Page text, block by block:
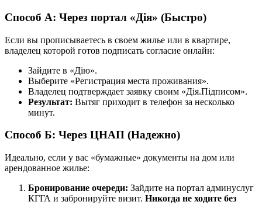
Способ А: Через портал «Дія» (Быстро)
Если вы прописываетесь в своем жилье или в квартире,
владелец которой готов подписать согласие онлайн:
Зайдите в «Дію».
Выберите «Регистрация места проживания».
Владелец подтверждает заявку своим «Дія.Підписом».
Результат: Вытяг приходит в телефон за несколько
минут.
Способ Б: Через ЦНАП (Надежно)
Идеально, если у вас «бумажные» документы на дом или
арендованное жилье:
Бронирование очереди: Зайдите на портал админуслуг
КГГА и забронируйте визит. Никогда не ходите без